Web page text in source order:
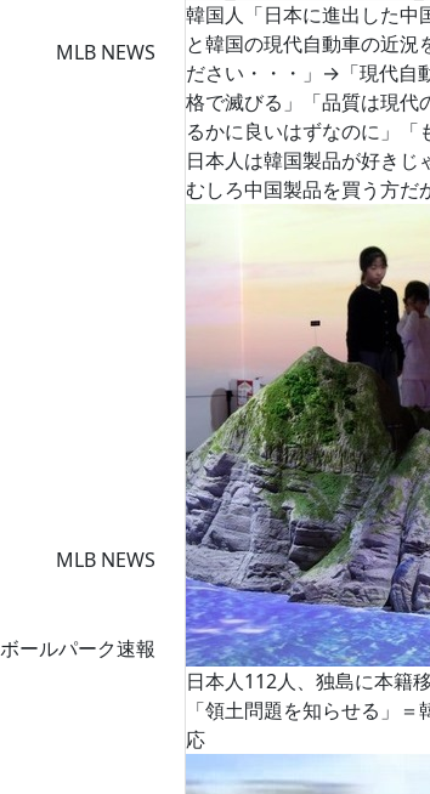
MLB NEWS
MLB NEWS
ボールパーク速報
韓国人「日本に進出した中
と韓国の現代自動車の近況
ださい・・・」→「現代自
格で滅びる」「品質は現代
るかに良いはずなのに」「
日本人は韓国製品が好き
むしろ中国製品を買う方だ
日本人112人、独島に本籍
「領土問題を知らせる」＝
応